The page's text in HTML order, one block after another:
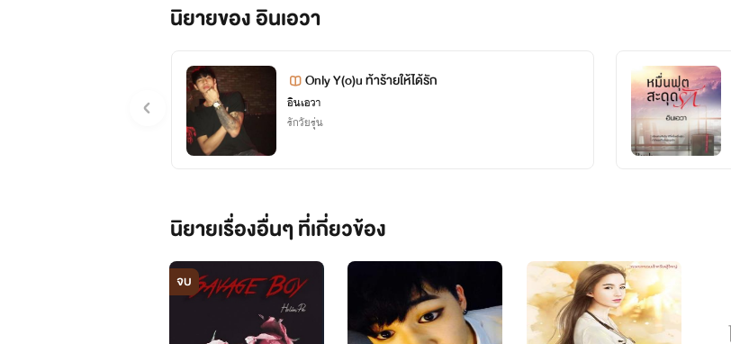
ไปเม้าท์กันที่เพจได้นะคะ จิ้มๆ
นิยายของ อินเอวา
Only Y(o)u ท้าร้ายให้ได้รัก
อินเอวา
รักวัยรุ่น
นิยายเรื่องอื่นๆ ที่เกี่ยวข้อง
จบ